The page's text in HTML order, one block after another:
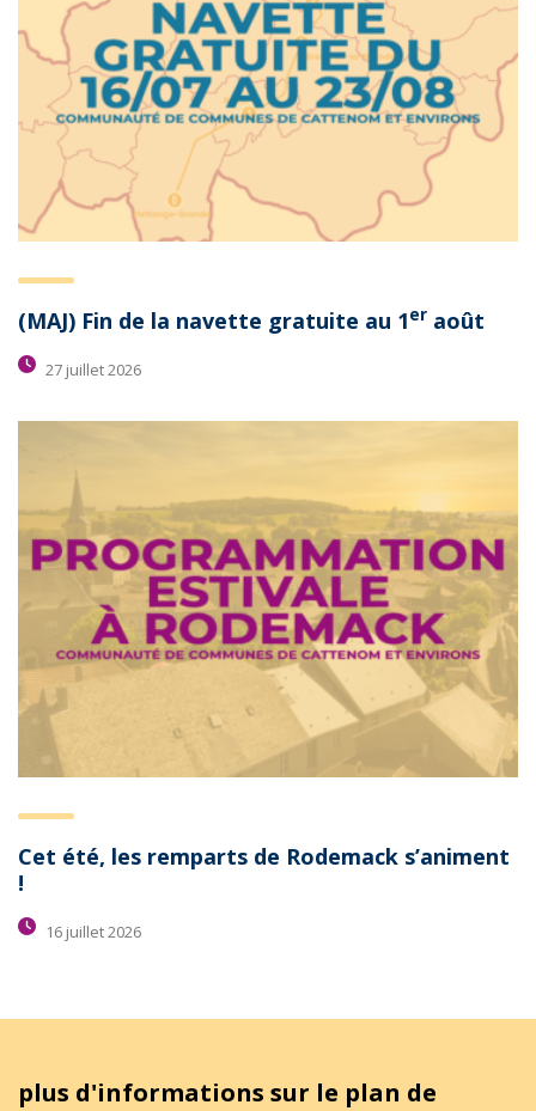
(MAJ) Fin de la navette gratuite au 1er août
27 juillet 2026
Cet été, les remparts de Rodemack s’animent
!
16 juillet 2026
plus d'informations sur le plan de